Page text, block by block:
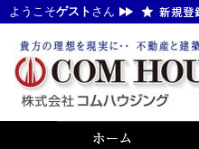
ようこそゲスト さん